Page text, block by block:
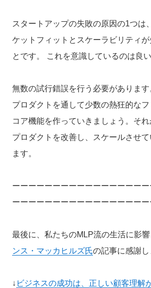
スタートアップの失敗の原因の1つは
ケットフィットとスケーラビリティが
とです。 これを意識しているのは良い
無数の試行錯誤を行う必要がありま
プロダクトを通して少数の熱狂的な
コア機能を作っていきましょう。そ
プロダクトを改善し、スケールさせ
ます。
ーーーーーーーーーーーーーーーー
ーーーーーーーーーーーーーーーー
最後に、私たちのMLP流の生活に影
ンス・マッカヒルズ氏の記事に感謝し
↓ ビジネスの成功は、正しい顧客理解